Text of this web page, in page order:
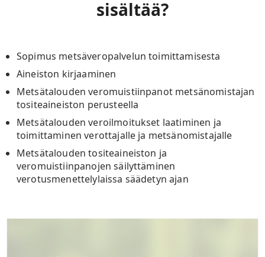
sisältää?
Sopimus metsäveropalvelun toimittamisesta
Aineiston kirjaaminen
Metsätalouden veromuistiinpanot metsänomistajan
tositeaineiston perusteella
Metsätalouden veroilmoitukset laatiminen ja
toimittaminen verottajalle ja metsänomistajalle
Metsätalouden tositeaineiston ja
veromuistiinpanojen säilyttäminen
verotusmenettelylaissa säädetyn ajan